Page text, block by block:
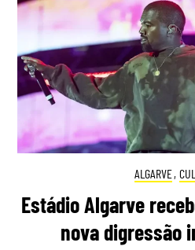
ALGARVE,
Estádio Algarve
nova digressão